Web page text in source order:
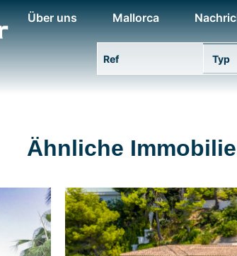
Über uns Mallorca
Eigenschaft Ref Typ
Ähnliche